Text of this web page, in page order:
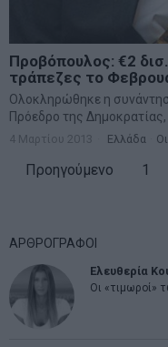
Προβόπουλος: €2
τράπεζες το
Ολοκληρώθηκε η
Πρόεδρο της
4 Μαρτίου 2013 Ελλάδα
Προηγούμενο 1
ΑΡΘΡΟΓΡΑΦΟΙ
Ελευθερία
Οι «τιμωροί»